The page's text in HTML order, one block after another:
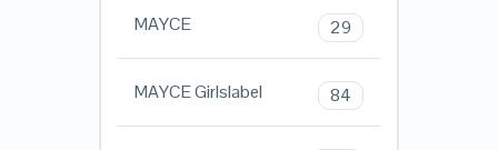
MAYCE 29
MAYCE Girlslabel 84